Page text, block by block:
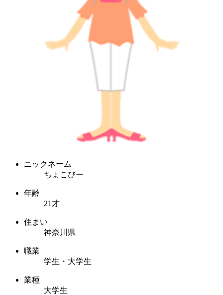
ニックネーム
ちょこびー
年齢
21才
住まい
神奈川県
職業
学生・大学生
業種
大学生